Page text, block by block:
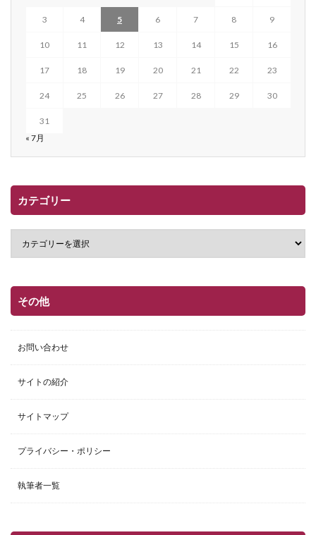
3 4 5 6 7 8 9
10 11 12 13 14 15 16
17 18 19 20 21 22 23
24 25 26 27 28 29 30
31
« 7月
カテゴリー
その他
お問い合わせ
サイトの紹介
サイトマップ
プライバシー・ポリシー
執筆者一覧